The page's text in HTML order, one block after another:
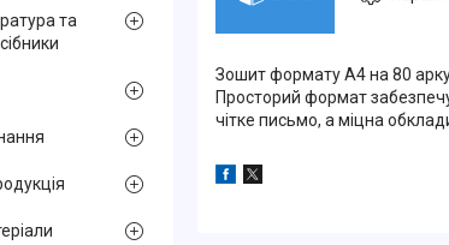
Зошит формату А4 на 80
Просторий формат
чітке письмо, а міцна
та